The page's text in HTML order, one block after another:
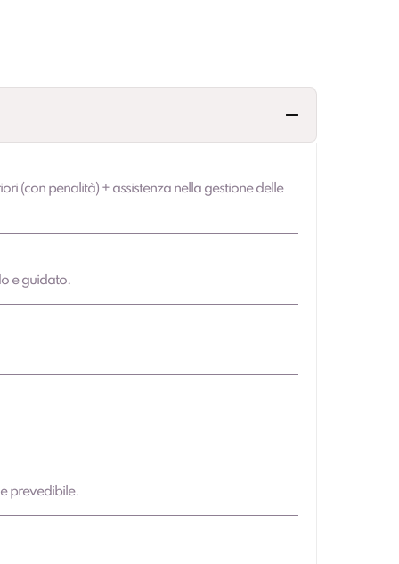
(con penalità) + assistenza nella gestione delle
e guidato.
prevedibile.